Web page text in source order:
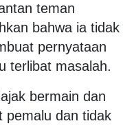
teman
bahwa ia tidak
pernyataan
terlibat masalah.
bermain dan
pemalu dan tidak